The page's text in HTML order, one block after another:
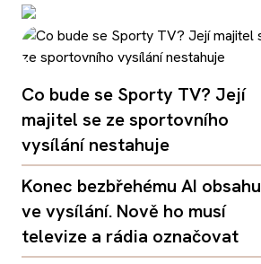
Co bude se Sporty TV? Její
majitel se ze sportovního
vysílání nestahuje
Konec bezbřehému AI obsahu
ve vysílání. Nově ho musí
televize a rádia označovat